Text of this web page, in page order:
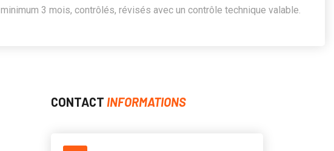
minimum 3 mois, contrôlés, révisés avec un contrôle technique valable.
CONTACT INFORMATIONS